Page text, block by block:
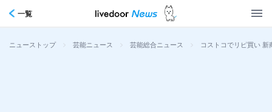
一覧
ニューストップ > 芸能ニュース > 芸能総合ニュース > コストコでリピ買い 新